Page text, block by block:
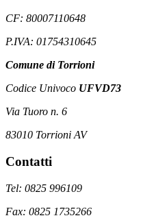
CF: 80007110648
P.IVA: 01754310645
Comune di Torrioni
Codice Univoco UFVD73
Via Tuoro n. 6
83010 Torrioni AV
Contatti
Tel: 0825 996109
Fax: 0825 1735266